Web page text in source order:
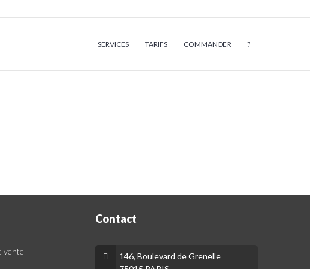
SERVICES TARIFS COMMANDER ?
vente
Contact
146, Boulevard de Grenelle